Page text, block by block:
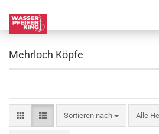
Mehrloch Köpfe
Sortieren nach Alle